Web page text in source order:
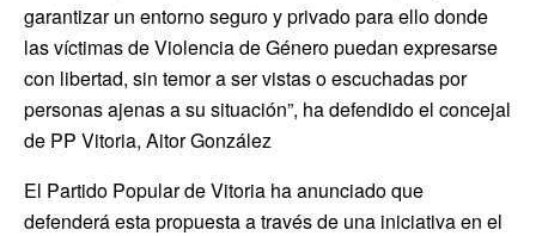
garantizar un entorno seguro y privado para ello donde
las víctimas de Violencia de Género puedan expresarse
con libertad, sin temor a ser vistas o escuchadas por
personas ajenas a su situación”, ha defendido el concejal
de PP Vitoria, Aitor González
El Partido Popular de Vitoria ha anunciado que
defenderá esta propuesta a través de una iniciativa en el